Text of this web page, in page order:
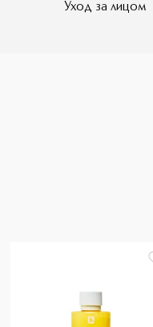
Уход за лицом